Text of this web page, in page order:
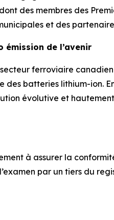
des membres des
et des
émission de l’avenir
ferroviaire
batteries lithium-ion.
évolutive et
à assurer la
par un tiers du